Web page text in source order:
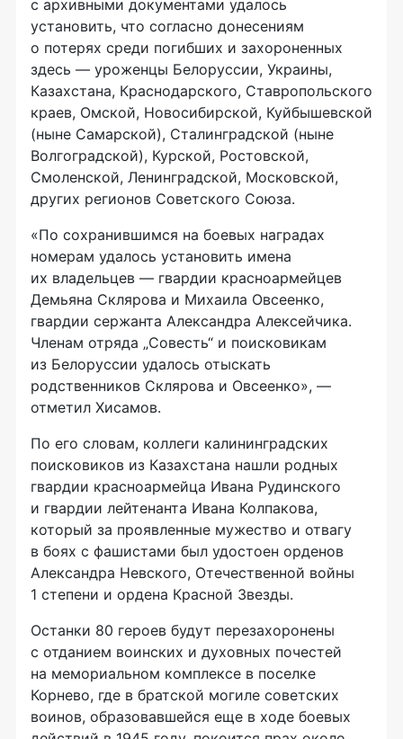
с архивными документами удалось
установить, что согласно донесениям
о потерях среди погибших и захороненных
здесь — уроженцы Белоруссии, Украины,
Казахстана, Краснодарского, Ставропольского
краев, Омской, Новосибирской, Куйбышевской
(ныне Самарской), Сталинградской (ныне
Волгоградской), Курской, Ростовской,
Смоленской, Ленинградской, Московской,
других регионов Советского Союза.
«По сохранившимся на боевых наградах
номерам удалось установить имена
их владельцев — гвардии красноармейцев
Демьяна Склярова и Михаила Овсеенко,
гвардии сержанта Александра Алексейчика.
Членам отряда „Совесть“ и поисковикам
из Белоруссии удалось отыскать
родственников Склярова и Овсеенко», —
отметил Хисамов.
По его словам, коллеги калининградских
поисковиков из Казахстана нашли родных
гвардии красноармейца Ивана Рудинского
и гвардии лейтенанта Ивана Колпакова,
который за проявленные мужество и отвагу
в боях с фашистами был удостоен орденов
Александра Невского, Отечественной войны
1 степени и ордена Красной Звезды.
Останки 80 героев будут перезахоронены
с отданием воинских и духовных почестей
на мемориальном комплексе в поселке
Корнево, где в братской могиле советских
воинов, образовавшейся еще в ходе боевых